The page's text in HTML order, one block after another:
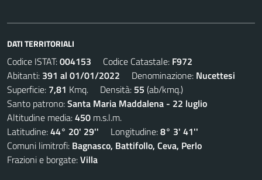
DATI TERRITORIALI
Codice ISTAT:004153 Codice Catastale: F972
Abitanti: 391 al 01/01/2022 Denominazione: Nucettesi
Superficie: 7,81 Kmq. Densità: 55 (ab/kmq.)
Santo patrono:Santa Maria Maddalena - 22 luglio
Altitudine media:450 m.s.l.m.
Latitudine:44° 20' 29'' Longitudine:8° 3' 41''
Comuni limitrofi: Bagnasco, Battifollo, Ceva, Perlo
Frazioni e borgate:Villa